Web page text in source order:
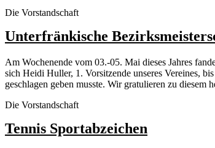
Die Vorstandschaft
Unterfränkische
Am Wochenende vom 03.-05. Mai dieses Jahres
sich Heidi Huller, 1. Vorsitzende unseres Vereines,
geschlagen geben musste. Wir gratulieren zu diesem
Die Vorstandschaft
Tennis Sportabzeichen